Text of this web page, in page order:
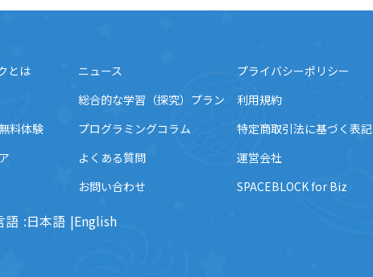
とは
料体験
ニュース
総合的な学習（探究）プラン
プログラミングコラム
よくある質問
お問い合わせ
プライバシーポリシー
利用規約
特定商取引法に基づく表記
運営会社
SPACEBLOCK for Biz
語 日本語 English